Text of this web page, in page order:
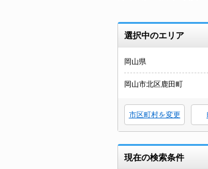
選択中のエリア
岡山県
岡山市北区鹿田町
市区町村を変更
現在の検索条件